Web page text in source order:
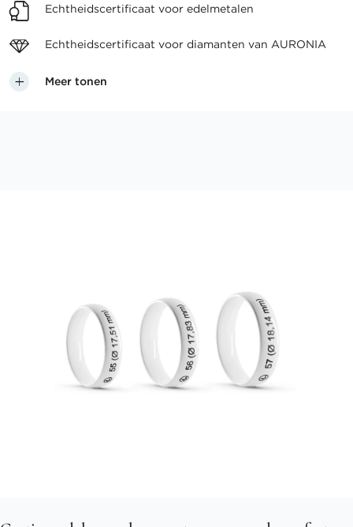
Echtheidscertificaat voor edelmetalen
Echtheidscertificaat voor diamanten van AURONIA
Meer tonen